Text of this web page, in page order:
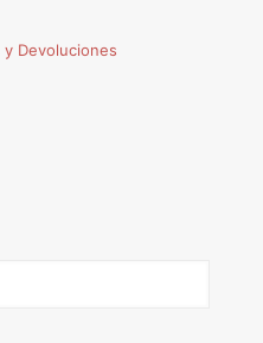
y Devoluciones